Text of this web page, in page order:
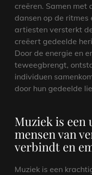
creëren. Samen met
dansen op de
artiesten versterkt
creëert gedeelde
Door de energie en
teweegbrengt,
individuen
door hun gedeelde
Muziek is een
mensen van
verbindt en
Muziek is een